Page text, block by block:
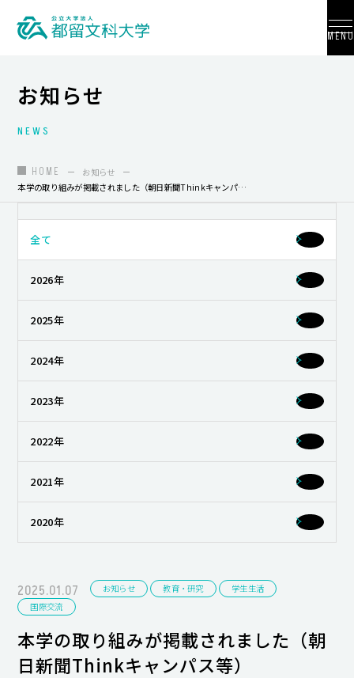
MENU
大学紹介
入試情報
学部・学科・大学院
地域連携
国際交流
教員養成
研究活動
就職・キャリア支援
お知らせ
NEWS
HOME
お知らせ
本学の取り組みが掲載されました（朝日新聞Thinkキャンパス等）
全て
2026年
2025年
2024年
2023年
2022年
2021年
2020年
2025.01.07 お知らせ 教育・研究
学生生活
国際交流
本学の取り組みが掲載されました（朝
日新聞Thinkキャンパス等）